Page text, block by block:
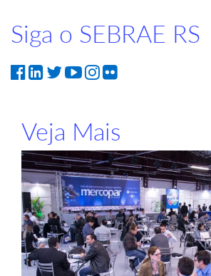
Siga o SEBRAE RS
Veja Mais